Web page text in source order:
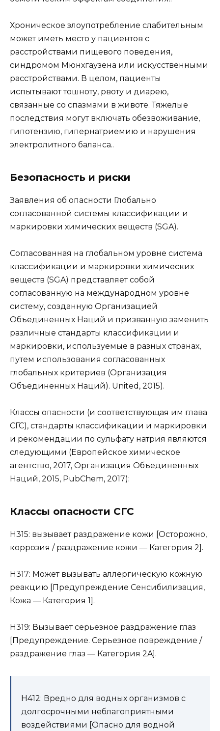
Хроническое злоупотребление слабительным
может иметь место у пациентов с
расстройствами пищевого поведения,
синдромом Мюнхгаузена или искусственными
расстройствами. В целом, пациенты
испытывают тошноту, рвоту и диарею,
связанные со спазмами в животе. Тяжелые
последствия могут включать обезвоживание,
гипотензию, гипернатриемию и нарушения
электролитного баланса..
Безопасность и риски
Заявления об опасности Глобально
согласованной системы классификации и
маркировки химических веществ (SGA).
Согласованная на глобальном уровне система
классификации и маркировки химических
веществ (SGA) представляет собой
согласованную на международном уровне
систему, созданную Организацией
Объединенных Наций и призванную заменить
различные стандарты классификации и
маркировки, используемые в разных странах,
путем использования согласованных
глобальных критериев (Организация
Объединенных Наций). United, 2015).
Классы опасности (и соответствующая им глава
СГС), стандарты классификации и маркировки
и рекомендации по сульфату натрия являются
следующими (Европейское химическое
агентство, 2017, Организация Объединенных
Наций, 2015, PubChem, 2017):
Классы опасности СГС
H315: вызывает раздражение кожи [Осторожно,
коррозия / раздражение кожи — Категория 2].
H317: Может вызывать аллергическую кожную
реакцию [Предупреждение Сенсибилизация,
Кожа — Категория 1].
H319: Вызывает серьезное раздражение глаз
[Предупреждение. Серьезное повреждение /
раздражение глаз — Категория 2A].
H412: Вредно для водных организмов с
долгосрочными неблагоприятными
воздействиями [Опасно для водной